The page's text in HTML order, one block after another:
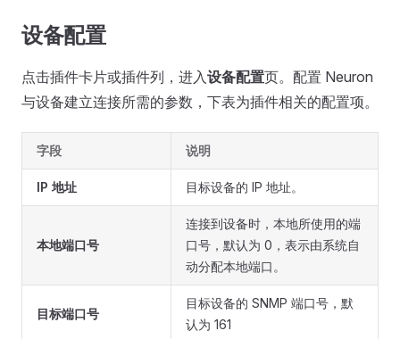
设备配置
点击插件卡片或插件列，进入设备配置页。配置 Neuron
与设备建立连接所需的参数，下表为插件相关的配置项。
字段 说明
IP 地址 目标设备的 IP 地址。
本地端口号
连接到设备时，本地所使用的端
口号，默认为 0，表示由系统自
动分配本地端口。
目标端口号
目标设备的 SNMP 端口号，默
认为 161